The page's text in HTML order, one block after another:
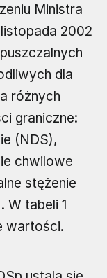
Ministra
2002
dla
różnych
graniczne:
(NDS),
chwilowe
stężenie
W tabeli 1
wartości.